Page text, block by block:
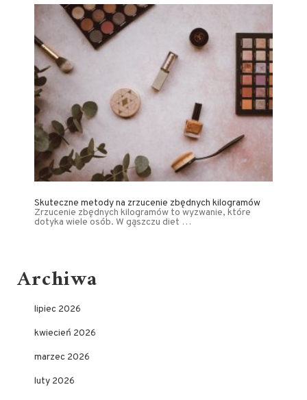
Skuteczne metody na zrzucenie zbędnych kilogramów
Zrzucenie zbędnych kilogramów to wyzwanie, które
dotyka wiele osób. W gąszczu diet …
Archiwa
lipiec 2026
kwiecień 2026
marzec 2026
luty 2026